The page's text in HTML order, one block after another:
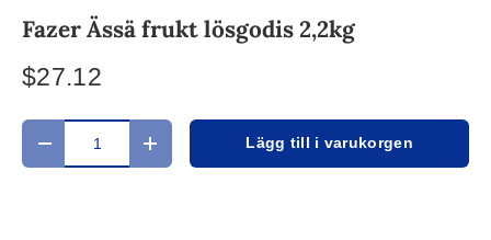
Fazer Ässä frukt lösgodis 2,2kg
$27.12
Antal
Translation missing: sv.cart.items.decrease_quantity
Translation missing:Lägg till i varukorgen